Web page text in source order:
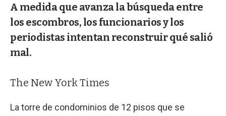
A medida que avanza la búsqueda entre
los escombros, los funcionarios y los
periodistas intentan reconstruir qué salió
mal.
The New York Times
La torre de condominios de 12 pisos que se